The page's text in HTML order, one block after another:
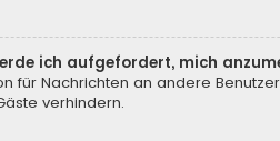
ich aufgefordert, mich
für Nachrichten an andere
verhindern.